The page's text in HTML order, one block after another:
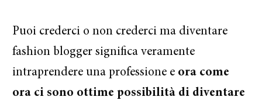
Puoi crederci o non crederci ma diventare
fashion blogger significa veramente
intraprendere una professione e ora come
ora ci sono ottime possibilità di diventare